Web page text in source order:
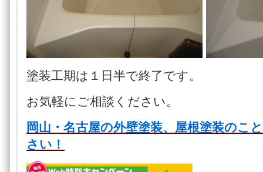
塗装工期は１日半で終了です。
お気軽にご相談ください。
岡山・名古屋の外壁塗装、屋根塗装のこ
さい！